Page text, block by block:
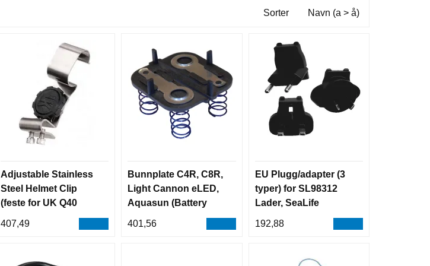
Sorter Navn (a > å)
Adjustable Stainless
Steel Helmet Clip
(feste for UK Q40
407,49
Bunnplate C4R, C8R,
Light Cannon eLED,
Aquasun (Battery
contact plate, e-Led
& Alkaline) UK
401,56
EU Plugg/adapter (3
typer) for SL98312
Lader, SeaLife
192,88